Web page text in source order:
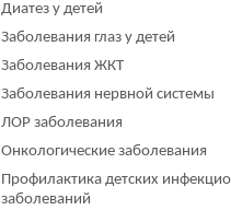
Диатез у детей
Заболевания глаз у детей
Заболевания ЖКТ
Заболевания нервной системы
ЛОР заболевания
Онкологические заболевания
Профилактика детских
заболеваний